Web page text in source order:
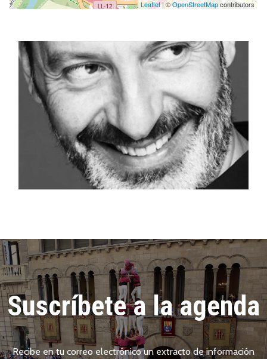
Leaflet| ©OpenStreetMapcontributors
Suscríbete a la agenda
Recibe en tu correo electrónico un extracto de información